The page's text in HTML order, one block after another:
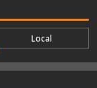
Local